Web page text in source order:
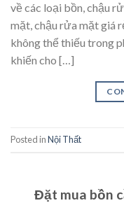
về các loại bồn, chậu
mặt, chậu rửa mặt giá
không thể thiếu trong
khiến cho […]
Posted inNội Thất
Đặt mua bồn